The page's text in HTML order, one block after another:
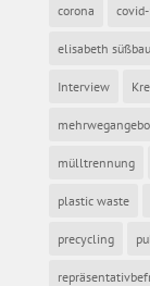
corona
elisabeth
Interview
mülltrennung
plastic waste
precycling